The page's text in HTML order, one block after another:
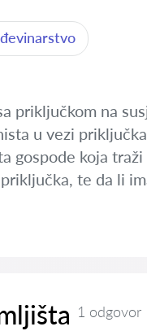
priključkom na
u vezi
gospode koja
te da li
1 odgovor